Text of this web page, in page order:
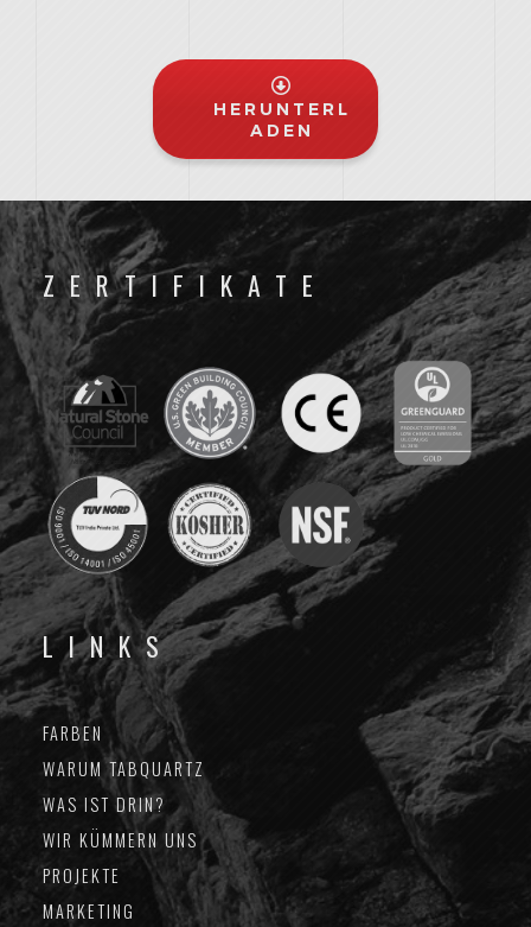
HERUNTERL
ADEN
ZERTIFIKATE
LINKS
FARBEN
WARUM TABQUARTZ
WAS IST DRIN?
WIR KÜMMERN UNS
PROJEKTE
MARKETING